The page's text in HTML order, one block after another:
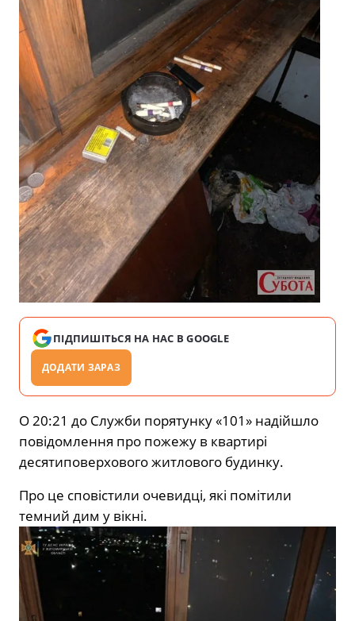
ПІДПИШІТЬСЯ НА НАС В GOOGLE
ДОДАТИ ЗАРАЗ
О 20:21 до Служби порятунку «101» надійшло
повідомлення про пожежу в квартирі
десятиповерхового житлового будинку.
Про це сповістили очевидці, які помітили
темний дим у вікні.